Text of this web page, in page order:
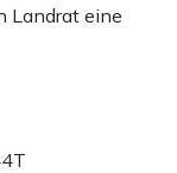
Landrat eine